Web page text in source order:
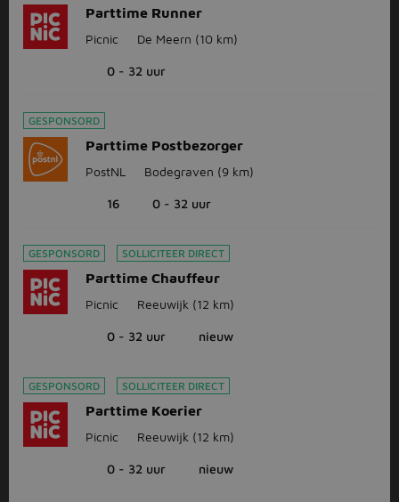
Parttime Runner
Picnic De Meern (10 km)
0 - 32 uur
GESPONSORD
Parttime Postbezorger
PostNL Bodegraven (9 km)
16 0 - 32 uur
GESPONSORD SOLLICITEER DIRECT
Parttime Chauffeur
Picnic Reeuwijk (12 km)
0 - 32 uur nieuw
GESPONSORD SOLLICITEER DIRECT
Parttime Koerier
Picnic Reeuwijk (12 km)
0 - 32 uur nieuw